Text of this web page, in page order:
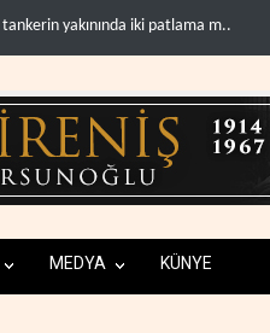
geçen gemiler üzerinde deneti..
MEDYA KÜNYE